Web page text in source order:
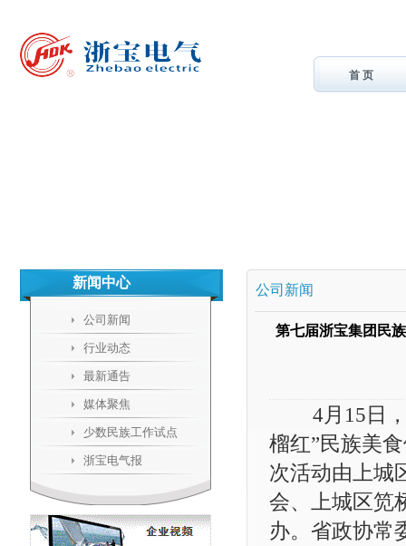
首 页
新闻中心
公司新闻
行业动态
最新通告
媒体聚焦
少数民族工作试点
浙宝电气报
公司新闻
第七届浙宝集团民
4月15日
榴红”民族美
次活动由上城
会、上城区笕
办。省政协常